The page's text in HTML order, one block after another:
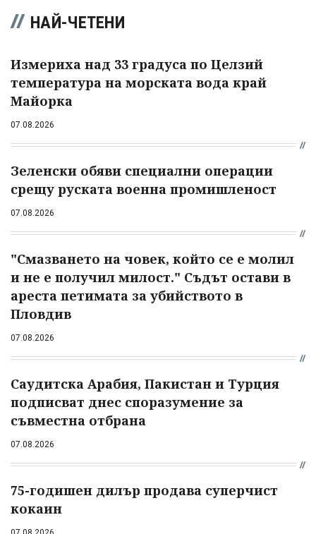
НАЙ-ЧЕТЕНИ
Измериха над 33 градуса по Целзий
температура на морската вода край
Майорка
07.08.2026
Зеленски обяви специални операции
срещу руската военна промишленост
07.08.2026
"Смазването на човек, който се е молил
и не е получил милост." Съдът остави в
ареста петимата за убийството в
Пловдив
07.08.2026
Саудитска Арабия, Пакистан и Турция
подписват днес споразумение за
съвместна отбрана
07.08.2026
75-годишен дилър продава суперчист
кокаин